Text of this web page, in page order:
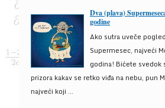
Dva (plava)
godine
Ako sutra uveče
Supermesec, najveći
godina! Bićete svedok
prizora kakav se retko viđa na nebu, pun
najveći koji ...